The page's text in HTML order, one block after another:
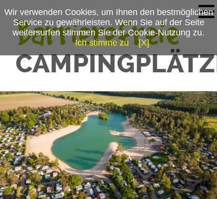
Wir verwenden Cookies, um Ihnen den bestmöglichen
Service zu gewährleisten. Wenn Sie auf der Seite
weitersurfen stimmen Sie der Cookie-Nutzung zu.
Ich stimme zu
[X]